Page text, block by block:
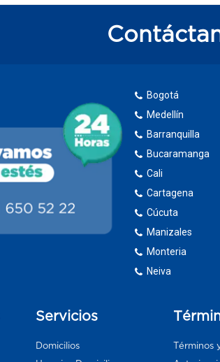
Bogotá
Medellín
Barranquilla
Bucaramanga
Cali
Cartagena
Cúcuta
Manizales
Monteria
Neiva
Servicios
Domicilios
Términos